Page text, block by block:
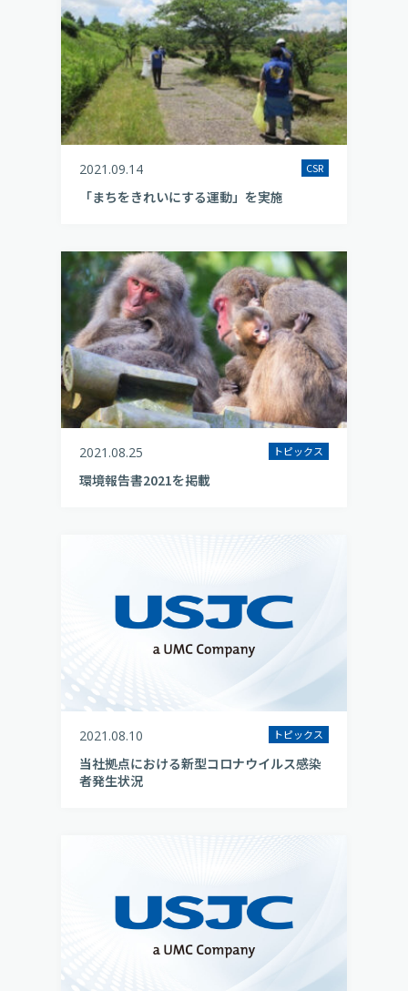
2021.09.14 CSR
「まちをきれいにする運動」を実施
2021.08.25 トピックス
環境報告書2021を掲載
2021.08.10 トピックス
当社拠点における新型コロナウイルス感染
者発生状況